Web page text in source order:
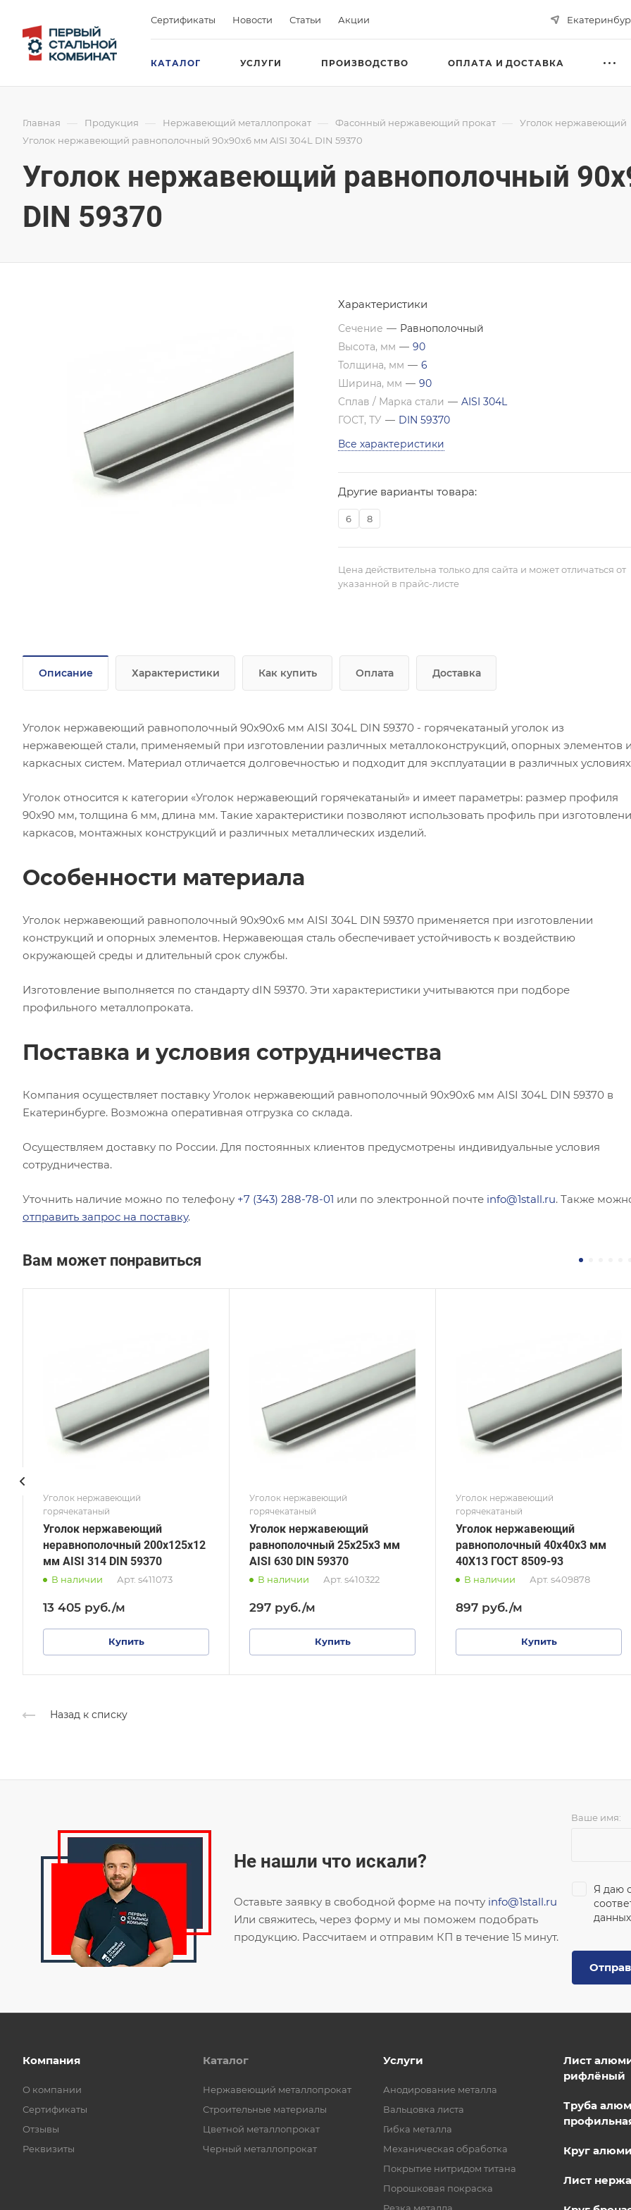
Сертификаты Новости Статьи Акции
КАТАЛОГ УСЛУГИ ПРОИЗВОДСТВО ОПЛАТА И ДОСТАВКА
Главная — Продукция — Нержавеющий металлопрокат — Фасонный нержавеющий прокат —
Уголок нержавеющий
Уголок нержавеющий равнополочный 90х90х6 мм AISI 304L DIN 59370
Уголок нержавеющий равнополочный
DIN 59370
Характеристики
Сечение — Равнополочный
Высота, мм — 90
Толщина, мм — 6
Ширина, мм — 90
Сплав / Марка стали — AISI 304L
ГОСТ, ТУ — DIN 59370
Все характеристики
Другие варианты товара:
6 8
Цена действительна только для сайта и может отличаться от
указанной в прайс-листе
Описание Характеристики Как купить Оплата Доставка
Уголок нержавеющий равнополочный 90х90х6 мм AISI 304L DIN 59370 - горячекатаный уголок из
нержавеющей стали, применяемый при изготовлении различных металлоконструкций, опорных элементов
каркасных систем. Материал отличается долговечностью и подходит для эксплуатации в различных
Уголок относится к категории «Уголок нержавеющий горячекатаный» и имеет параметры: размер профиля
90х90 мм, толщина 6 мм, длина мм. Такие характеристики позволяют использовать профиль при
каркасов, монтажных конструкций и различных металлических изделий.
Особенности материала
Уголок нержавеющий равнополочный 90х90х6 мм AISI 304L DIN 59370 применяется при изготовлении
конструкций и опорных элементов. Нержавеющая сталь обеспечивает устойчивость к воздействию
окружающей среды и длительный срок службы.
Изготовление выполняется по стандарту dIN 59370. Эти характеристики учитываются при подборе
профильного металлопроката.
Поставка и условия сотрудничества
Компания осуществляет поставку Уголок нержавеющий равнополочный 90х90х6 мм AISI 304L DIN 59370 в
Екатеринбурге. Возможна оперативная отгрузка со склада.
Осуществляем доставку по России. Для постоянных клиентов предусмотрены индивидуальные условия
сотрудничества.
Уточнить наличие можно по телефону +7 (343) 288-78-01 или по электронной почте info@1stall.ru. Также
отправить запрос на поставку.
Вам может понравиться
Уголок нержавеющий
горячекатаный
Уголок нержавеющий
неравнополочный 200х125х12
мм AISI 314 DIN 59370
В наличии Арт. s411073
13 405 руб./м
Купить
Толщина, мм
3
Сплав / Марка стали
AISI 630
ГОСТ, ТУ
Матовая
Уголок нержавеющий
горячекатаный
Уголок нержавеющий
равнополочный 25х25х3 мм
AISI 630 DIN 59370
В наличии Арт. s410322
297 руб./м
Купить
Толщина, мм
3
Сплав / Марка стали
40х13
ГОСТ, ТУ
Зеркальная
Уголок нержавеющий
горячекатаный
Уголок нержавеющий
равнополочный 40х40х3 мм
40Х13 ГОСТ 8509-93
В наличии Арт. s409878
897 руб./м
Купить
Толщина, мм
8
Сплав / Марка стали
08Х18Н10
ГОСТ, ТУ
шлифованная
Назад к списку
Не нашли что искали?
Оставьте заявку в свободной форме на почту info@1stall.ru
Или свяжитесь, через форму и мы поможем подобрать
продукцию. Рассчитаем и отправим КП в течение 15 минут.
Ваше имя:
Я даю
данных
Компания
О компании
Сертификаты
Отзывы
Реквизиты
Каталог
Нержавеющий металлопрокат
Строительные материалы
Цветной металлопрокат
Черный металлопрокат
Услуги
Анодирование металла
Вальцовка листа
Гибка металла
Механическая обработка
Покрытие нитридом титана
Порошковая покраска
Лист
рифлёный
Труба
Круг
Лист